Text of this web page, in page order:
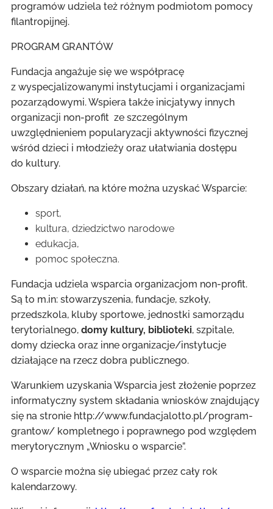
programów udziela też różnym podmiotom pomocy
filantropijnej.
PROGRAM GRANTÓW
Fundacja angażuje się we współpracę
z wyspecjalizowanymi instytucjami i organizacjami
pozarządowymi. Wspiera także inicjatywy innych
organizacji non-profit ze szczególnym
uwzględnieniem popularyzacji aktywności fizycznej
wśród dzieci i młodzieży oraz ułatwiania dostępu
do kultury.
Obszary działań, na które można uzyskać Wsparcie:
sport,
kultura, dziedzictwo narodowe
edukacja,
pomoc społeczna.
Fundacja udziela wsparcia organizacjom non-profit.
Są to m.in: stowarzyszenia, fundacje, szkoły,
przedszkola, kluby sportowe, jednostki samorządu
terytorialnego, domy kultury, biblioteki, szpitale,
domy dziecka oraz inne organizacje/instytucje
działające na rzecz dobra publicznego.
Warunkiem uzyskania Wsparcia jest złożenie poprzez
informatyczny system składania wniosków znajdujący
się na stronie http://www.fundacjalotto.pl/program-
grantow/ kompletnego i poprawnego pod względem
merytorycznym „Wniosku o wsparcie”.
O wsparcie można się ubiegać przez cały rok
kalendarzowy.